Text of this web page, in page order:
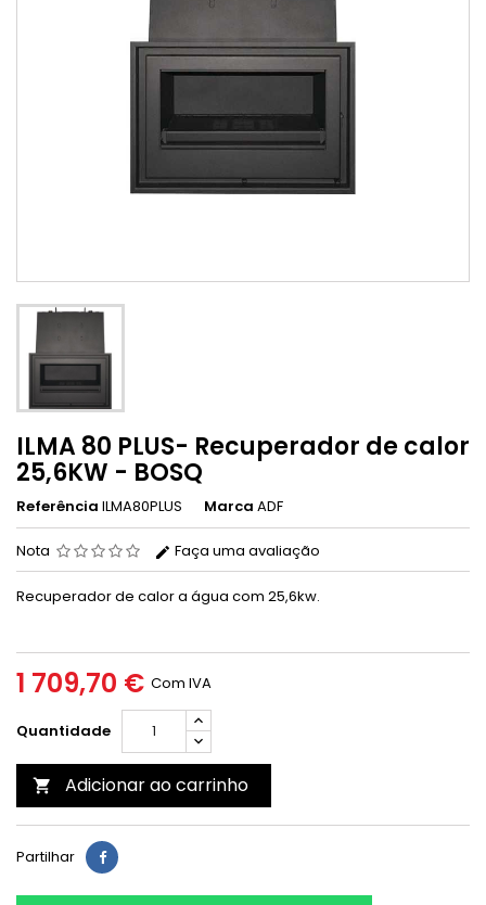
ILMA 80 PLUS- Recuperador de calor
25,6KW - BOSQ
Referência ILMA80PLUS Marca ADF
Nota Faça uma avaliação
Recuperador de calor a água com 25,6kw.
1 709,70 € Com IVA
Quantidade
 Adicionar ao carrinho
Partilhar